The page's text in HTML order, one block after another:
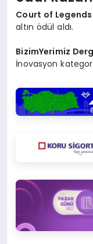
Court of Legends
altın ödül aldı.
BizimYerimiz
İnovasyon